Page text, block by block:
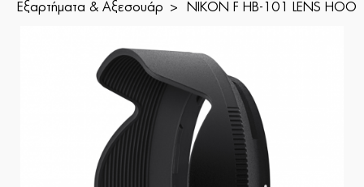
Εξαρτήματα & Αξεσουάρ NIKON F HB-101 LENS